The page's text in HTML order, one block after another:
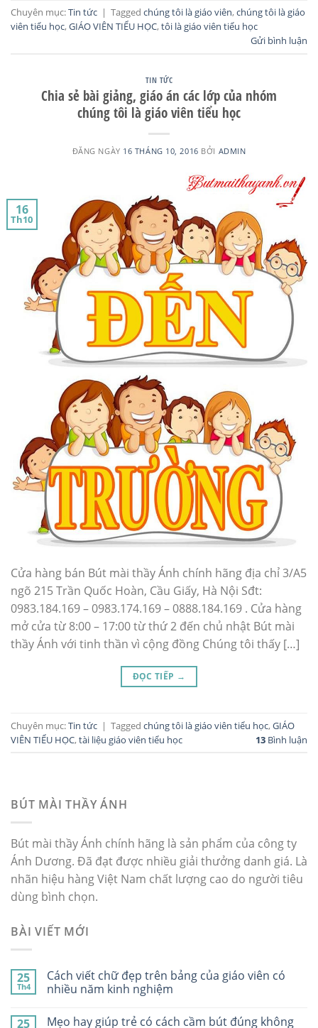
Chuyên mục:Tin tức | Tagged chúng tôi là giáo viên,chúng tôi là giáo
viên tiểu học,GIÁO VIÊN TIỂU HỌC,tôi là giáo viên tiểu học
Gửi bình luận
TIN TỨC
Chia sẻ bài giảng, giáo án các lớp của nhóm
chúng tôi là giáo viên tiểu học
ĐĂNG NGÀY 16 THÁNG 10, 2016 BỞI ADMIN
16
Th10
Cửa hàng bán Bút mài thầy Ánh chính hãng địa chỉ 3/A5
ngõ 215 Trần Quốc Hoàn, Cầu Giấy, Hà Nội Sđt:
0983.184.169 – 0983.174.169 – 0888.184.169 . Cửa hàng
mở cửa từ 8:00 – 17:00 từ thứ 2 đến chủ nhật Bút mài
thầy Ánh với tinh thần vì cộng đồng Chúng tôi thấy […]
ĐỌC TIẾP →
Chuyên mục:Tin tức | Tagged chúng tôi là giáo viên tiểu học,GIÁO
VIÊN TIỂU HỌC,tài liệu giáo viên tiểu học 13 Bình luận
BÚT MÀI THẦY ÁNH
Bút mài thầy Ánh chính hãng là sản phẩm của công ty
Ánh Dương. Đã đạt được nhiều giải thưởng danh giá. Là
nhãn hiệu hàng Việt Nam chất lượng cao do người tiêu
dùng bình chọn.
BÀI VIẾT MỚI
25
Th4
Cách viết chữ đẹp trên bảng của giáo viên có
nhiều năm kinh nghiệm
25
Mẹo hay giúp trẻ có cách cầm bút đúng không